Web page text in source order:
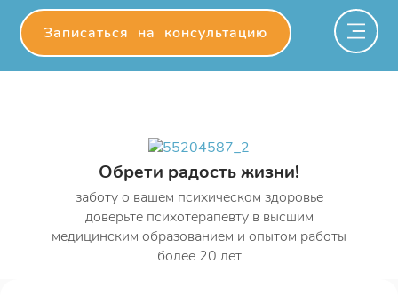
Записаться на консультацию
Обрети радость жизни!
заботу о вашем психическом здоровье
доверьте психотерапевту в высшим
медицинским образованием и опытом работы
более 20 лет